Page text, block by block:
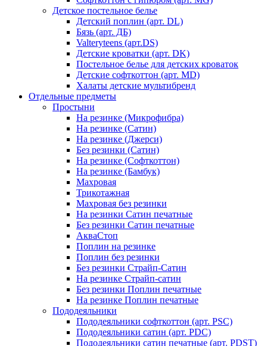
Детское постельное белье
Детский поплин (арт. DL)
Бязь (арт. ДБ)
Valteryteens (арт.DS)
Детские кроватки (арт. DK)
Постельное белье для детских кроваток
Детские софткоттон (арт. MD)
Халаты детские мультибренд
Отдельные предметы
Простыни
На резинке (Микрофибра)
На резинке (Сатин)
На резинке (Джерси)
Без резинки (Сатин)
На резинке (Софткоттон)
На резинке (Бамбук)
Махровая
Трикотажная
Махровая без резинки
На резинки Сатин печатные
Без резинки Сатин печатные
АкваСтоп
Поплин на резинке
Поплин без резинки
Без резинки Страйп-Сатин
На резинке Страйп-сатин
Без резинки Поплин печатные
На резинке Поплин печатные
Пододеяльники
Пододеяльники софткоттон (арт. PSC)
Пододеяльники сатин (арт. PDC)
Пододеяльники сатин печатные (арт. PDST)